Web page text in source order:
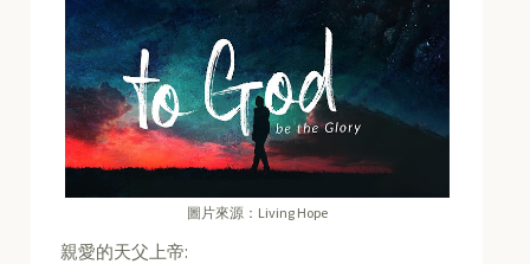
圖片來源：Living Hope
親愛的天父上帝: